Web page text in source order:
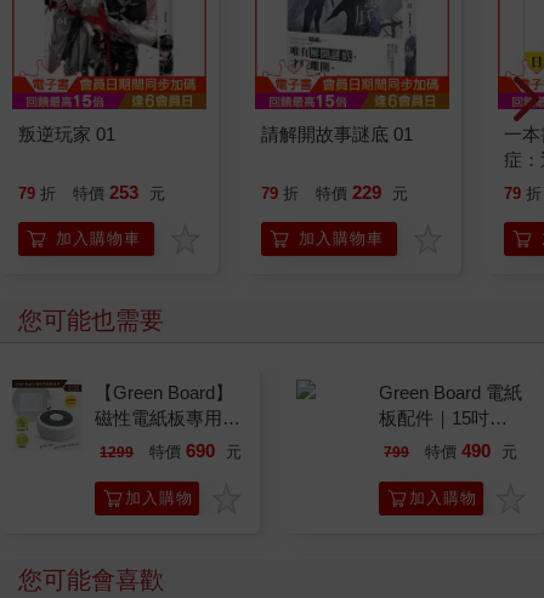
叛逆玩家 01
79 折 特價 253 元
加入購物車
請解開故事謎底 01
79 折 特價 229 元
加入購物車
一
症
開
的
79 折
您可能也需要
【Green Board】
磁性電紙板專用 -
二合一圓形速擦激
專利設計
1299 特價 690 元
加入購物
Green Board 電紙
板配件｜15吋
ECO專用 三合一
板 替換筆 板擦
799 特價 490 元
加入購物
您可能會喜歡